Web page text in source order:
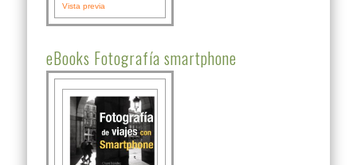
Vista previa
eBooks Fotografía smartphone